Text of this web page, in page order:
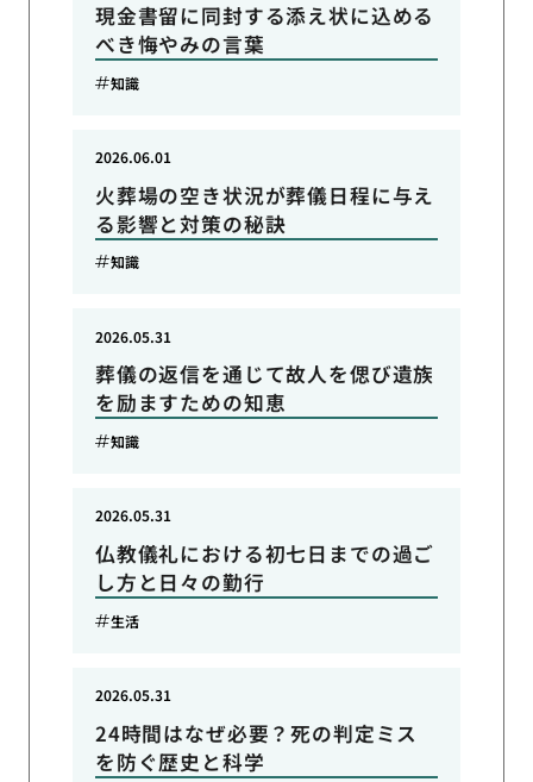
現金書留に同封する添え状に込める
べき悔やみの言葉
知識
火葬場の空き状況が葬儀日程に与え
る影響と対策の秘訣
2026.06.01
知識
葬儀の返信を通じて故人を偲び遺族
を励ますための知恵
2026.05.31
知識
仏教儀礼における初七日までの過ご
し方と日々の勤行
2026.05.31
生活
24時間はなぜ必要？死の判定ミス
を防ぐ歴史と科学
2026.05.31